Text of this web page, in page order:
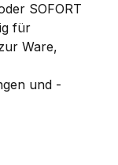
SOFORT
für
Ware,
und -